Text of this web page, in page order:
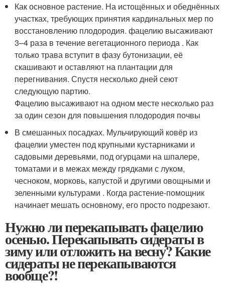
Как основное растение. На истощённых и обеднённых
участках, требующих принятия кардинальных мер по
восстановлению плодородия. фацелию высаживают
3–4 раза в течение вегетационного периода . Как
только трава вступит в фазу бутонизации, её
скашивают и оставляют на плантации для
перегнивания. Спустя несколько дней сеют
следующую партию.
Фацелию высаживают на одном месте несколько раз
за один сезон для повышения плодородия почвы
В смешанных посадках. Мульчирующий ковёр из
фацелии уместен под крупными кустарниками и
садовыми деревьями, под огурцами на шпалере,
томатами и в межах между грядками с луком,
чесноком, морковь, капустой и другими овощными и
зеленными культурами . Когда растение-помощник
начинает мешать основному, его просто подрезают.
Нужно ли перекапывать фацелию
осенью. Перекапывать сидераты в
зиму или отложить на весну? Какие
сидераты не перекапываются
вообще?!